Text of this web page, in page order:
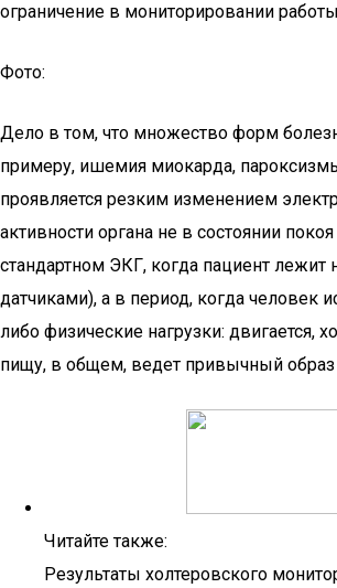
ограничение в мониторировании
Фото:
Дело в том, что множество форм
примеру, ишемия миокарда,
проявляется резким изменением
активности органа не в состоянии
стандартном ЭКГ, когда пациент лежит
датчиками), а в период, когда человек
либо физические нагрузки: двигается,
пищу, в общем, ведет привычный
Читайте также:
Результаты холтеровского